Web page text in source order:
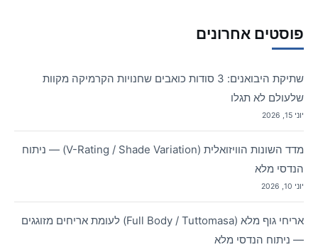
פוסטים אחרונים
שתיקת היבואנים: 3 סודות כואבים שחנויות הקרמיקה מקוות
שלעולם לא תגלו
יוני 15, 2026
מדד השונות הוויזואלית (V-Rating / Shade Variation) — ניתוח
הנדסי מלא
יוני 10, 2026
אריחי גוף מלא (Full Body / Tuttomasa) לעומת אריחים מזוגגים
— ניתוח הנדסי מלא